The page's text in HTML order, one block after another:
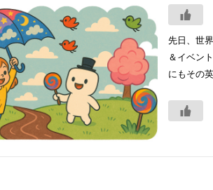
先日、世
＆イベン
にもその